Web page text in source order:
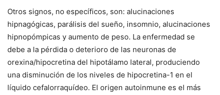
Otros signos, no específicos, son: alucinaciones
hipnagógicas, parálisis del sueño, insomnio, alucinaciones
hipnopómpicas y aumento de peso. La enfermedad se
debe a la pérdida o deterioro de las neuronas de
orexina/hipocretina del hipotálamo lateral, produciendo
una disminución de los niveles de hipocretina-1 en el
líquido cefalorraquídeo. El origen autoinmune es el más